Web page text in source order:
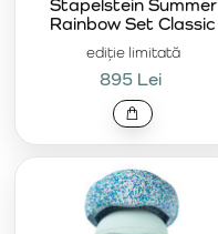
ediție limitată
Stapelstein Summer
Rainbow Set Classic
895 Lei